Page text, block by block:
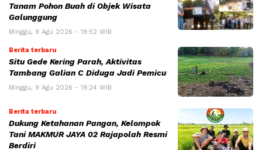
Tanam Pohon Buah di Objek Wisata
Galunggung
Minggu, 9 Agu 2026 - 19:52 WIB
Berita terbaru
Situ Gede Kering Parah, Aktivitas
Tambang Galian C Diduga Jadi Pemicu
Minggu, 9 Agu 2026 - 19:24 WIB
Berita terbaru
Dukung Ketahanan Pangan, Kelompok
Tani MAKMUR JAYA 02 Rajapolah Resmi
Berdiri